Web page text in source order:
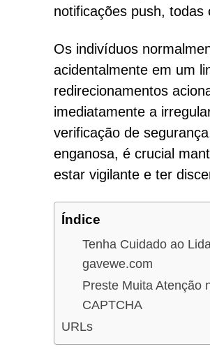
notificações push,
Os indivíduos
acidentalmente em um
redirecionamentos
imediatamente a
verificação de
enganosa, é crucial
estar vigilante e ter
Índice
Tenha Cuidado ao
gavewe.com
Preste Muita Atenção
CAPTCHA
URLs